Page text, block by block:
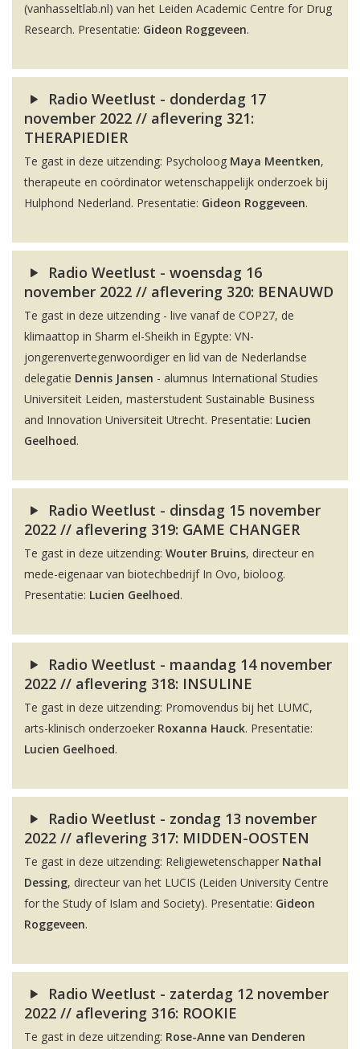
(vanhasseltlab.nl) van het Leiden Academic Centre for Drug
Research. Presentatie: Gideon Roggeveen.
Radio Weetlust - donderdag 17
november 2022 // aflevering 321:
THERAPIEDIER
Te gast in deze uitzending: Psycholoog Maya Meentken,
therapeute en coördinator wetenschappelijk onderzoek bij
Hulphond Nederland. Presentatie: Gideon Roggeveen.
Radio Weetlust - woensdag 16
november 2022 // aflevering 320: BENAUWD
Te gast in deze uitzending - live vanaf de COP27, de
klimaattop in Sharm el-Sheikh in Egypte: VN-
jongerenvertegenwoordiger en lid van de Nederlandse
delegatie Dennis Jansen - alumnus International Studies
Universiteit Leiden, masterstudent Sustainable Business
and Innovation Universiteit Utrecht. Presentatie: Lucien
Geelhoed.
Radio Weetlust - dinsdag 15 november
2022 // aflevering 319: GAME CHANGER
Te gast in deze uitzending: Wouter Bruins, directeur en
mede-eigenaar van biotechbedrijf In Ovo, bioloog.
Presentatie: Lucien Geelhoed.
Radio Weetlust - maandag 14 november
2022 // aflevering 318: INSULINE
Te gast in deze uitzending: Promovendus bij het LUMC,
arts-klinisch onderzoeker Roxanna Hauck. Presentatie:
Lucien Geelhoed.
Radio Weetlust - zondag 13 november
2022 // aflevering 317: MIDDEN-OOSTEN
Te gast in deze uitzending: Religiewetenschapper Nathal
Dessing, directeur van het LUCIS (Leiden University Centre
for the Study of Islam and Society). Presentatie: Gideon
Roggeveen.
Radio Weetlust - zaterdag 12 november
2022 // aflevering 316: ROOKIE
Te gast in deze uitzending: Rose-Anne van Denderen